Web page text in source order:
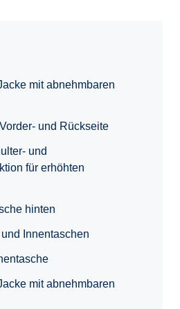
mit abnehmbaren
und Rückseite
und
für erhöhten
hinten
Innentaschen
mit abnehmbaren